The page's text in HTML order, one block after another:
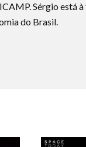
Sérgio está à
do Brasil.